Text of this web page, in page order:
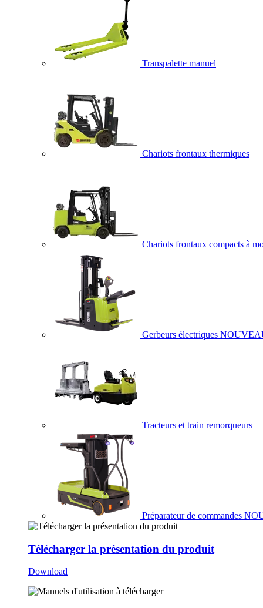
Transpalette manuel
Chariots frontaux thermiques
Chariots frontaux compacts à
Gerbeurs électriques
Tracteurs et train remorqueurs
Préparateur de commandes
Télécharger la présentation du produit
Download